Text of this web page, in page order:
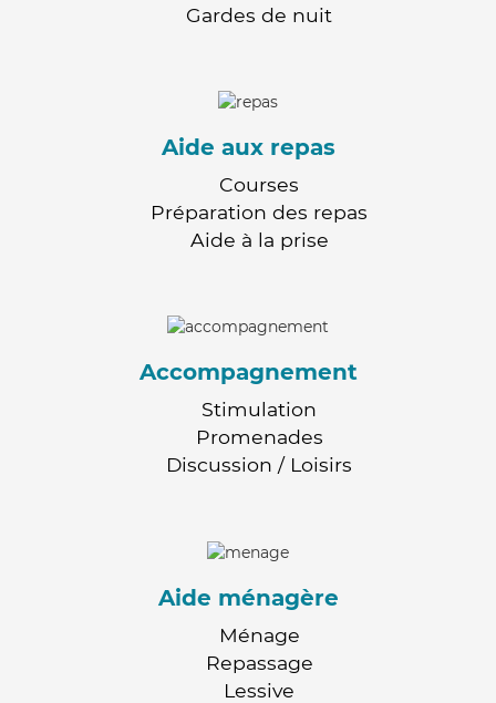
Gardes de nuit
Aide aux repas
Courses
Préparation des repas
Aide à la prise
Accompagnement
Stimulation
Promenades
Discussion / Loisirs
Aide ménagère
Ménage
Repassage
Lessive